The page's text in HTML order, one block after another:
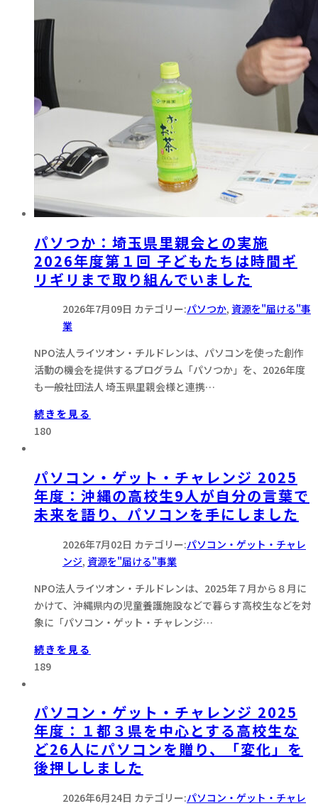
パソつか：埼玉県里親会との実施
2026年度第１回 子どもたちは時間ギ
リギリまで取り組んでいました
2026年7月09日 カテゴリー:パソつか, 資源を"届ける"事
業
NPO法人ライツオン・チルドレンは、パソコンを使った創作
活動の機会を提供するプログラム「パソつか」を、2026年度
も一般社団法人 埼玉県里親会様と連携…
続きを見る
180
パソコン・ゲット・チャレンジ 2025
年度：沖縄の高校生9人が自分の言葉で
未来を語り、パソコンを手にしました
2026年7月02日 カテゴリー:パソコン・ゲット・チャレ
ンジ, 資源を"届ける"事業
NPO法人ライツオン・チルドレンは、2025年７月から８月に
かけて、沖縄県内の児童養護施設などで暮らす高校生などを対
象に「パソコン・ゲット・チャレンジ…
続きを見る
189
パソコン・ゲット・チャレンジ 2025
年度：１都３県を中心とする高校生な
ど26人にパソコンを贈り、「変化」を
後押ししました
2026年6月24日 カテゴリー:パソコン・ゲット・チャレ